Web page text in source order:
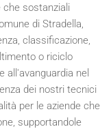
che sostanziali
di Stradella,
classificazione,
o riciclo
all'avanguardia nel
dei nostri tecnici
per le aziende che
supportandole